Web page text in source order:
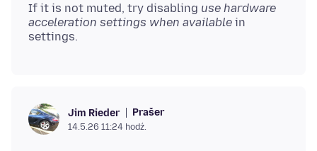
If it is not muted, try disabling use hardware
acceleration settings when available in
Jim Rieder Prašer
14.5.26 11:24 hodź.